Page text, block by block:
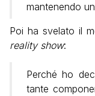
mantenendo
Poi ha svelato il
reality show:
Perché ho
tante